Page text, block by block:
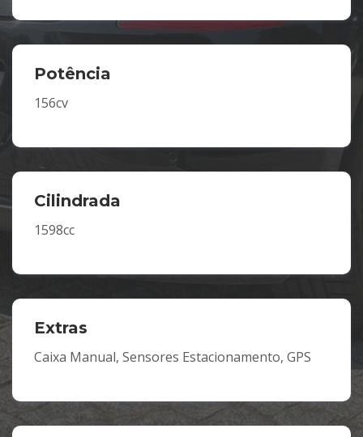
Potência
156cv
Cilindrada
1598cc
Extras
Caixa Manual, Sensores Estacionamento, GPS